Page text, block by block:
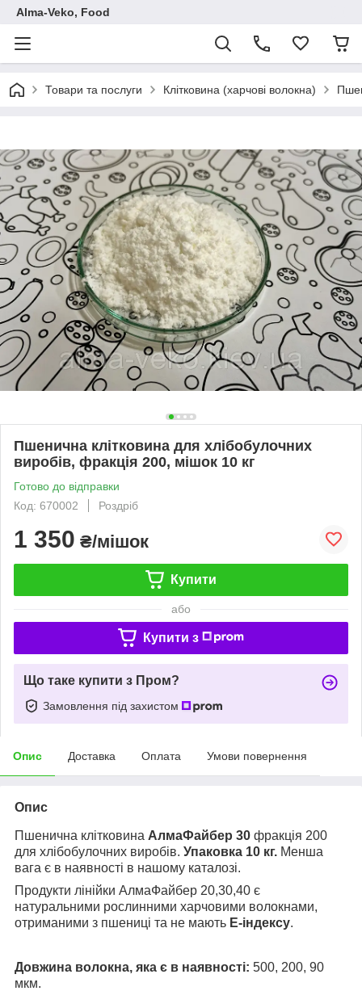
Аlma-Veko, Food
Товари та послуги Клітковина (харчові волокна)
Пшенична клітковина для хлібобулочних
виробів, фракція 200, мішок 10 кг
Готово до відправки
Код: 670002
Роздріб
1 350 ₴/мішок
Купити
або
Купити з
Що таке купити з Пром?
Замовлення під захистом
Опис Доставка Оплата Умови повернення
Опис
Пшенична клітковина АлмаФайбер 30 фракція 200
для хлібобулочних виробів. Упаковка 10 кг. Менша
вага є в наявності в нашому каталозі.
Продукти лінійки АлмаФайбер 20,30,40 є
натуральними рослинними харчовими волокнами,
отриманими з пшениці та не мають Е-індексу.
Довжина волокна, яка є в наявності: 500, 200, 90
мкм.